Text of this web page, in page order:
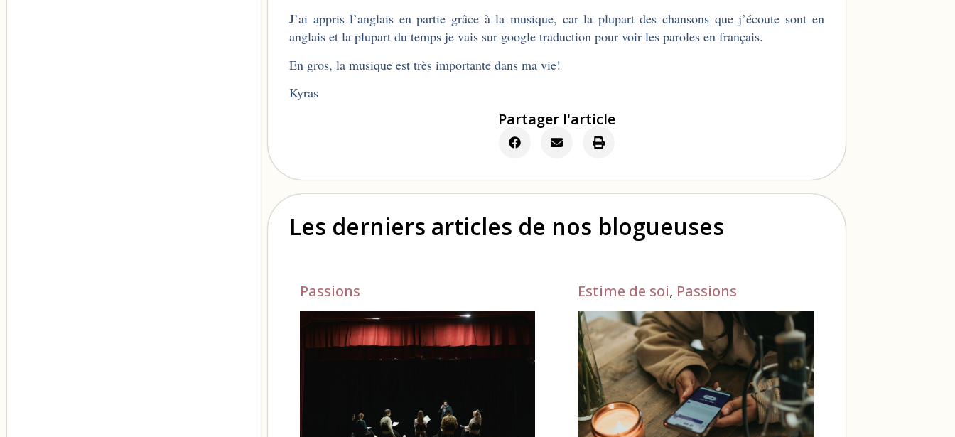
J’ai appris l’anglais en partie grâce à la musique, car la plupart des chansons que j’écoute sont en
anglais et la plupart du temps je vais sur google traduction pour voir les paroles en français.
En gros, la musique est très importante dans ma vie!
Kyras
Partager l'article
Les derniers articles de nos blogueuses
Passions Estime de soi, Passions